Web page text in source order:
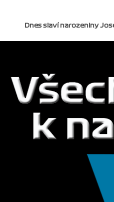
Dnes slaví narozeniny